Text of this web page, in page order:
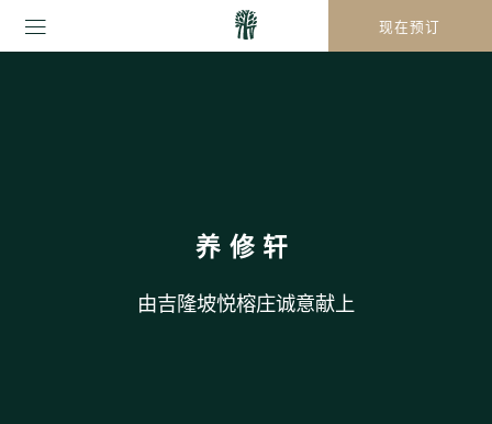
现在预订
养修轩
由吉隆坡悦榕庄诚意献上